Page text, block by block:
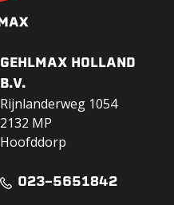
GEHLMAX HOLLAND
B.V.
Rijnlanderweg 1054
2132 MP
Hoofddorp
023-5651842